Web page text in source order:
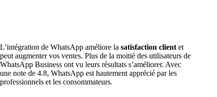
L’intégration de WhatsApp améliore la satisfaction client et
peut augmenter vos ventes. Plus de la moitié des utilisateurs de
WhatsApp Business ont vu leurs résultats s’améliorer. Avec
une note de 4.8, WhatsApp est hautement apprécié par les
professionnels et les consommateurs.